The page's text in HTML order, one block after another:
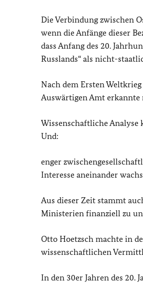
Die Verbindung zwischen
wenn die Anfänge dieser
dass Anfang des 20.
Russlands“ als nicht-
Nach dem Ersten
Auswärtigen Amt erkannte
Wissenschaftliche
Und:
enger
Interesse aneinander
Aus dieser Zeit stammt
Ministerien finanziell zu
Otto Hoetzsch machte in
wissenschaftlichen
In den 30er Jahren des